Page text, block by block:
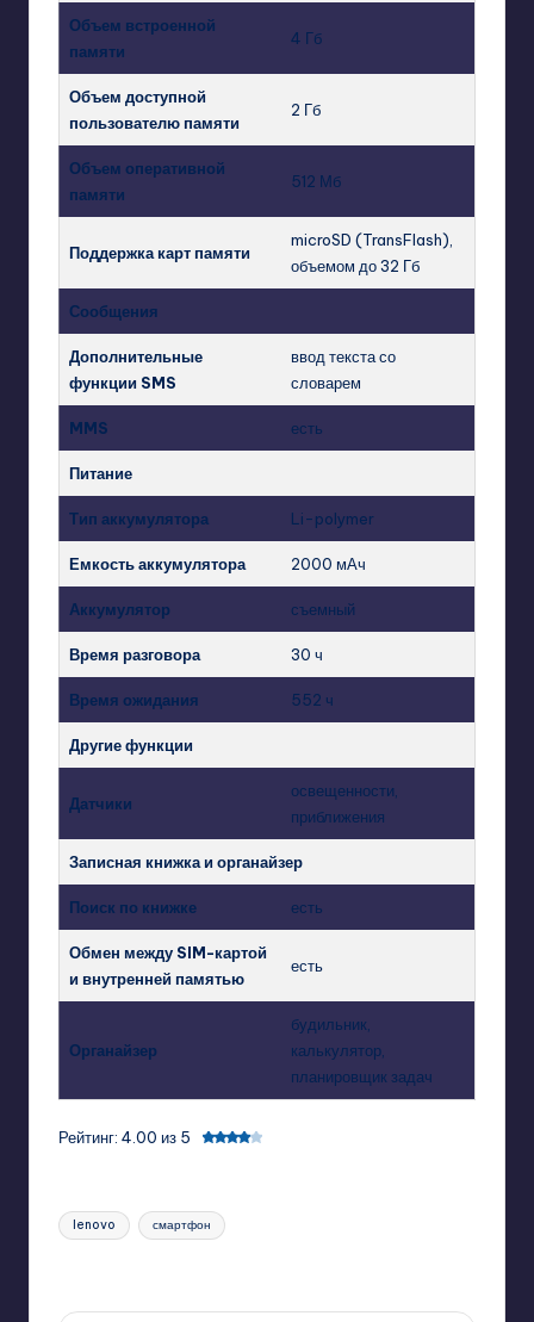
Объем встроенной
памяти
4 Гб
Объем доступной
пользователю памяти
2 Гб
Объем оперативной
памяти
512 Мб
Поддержка карт памяти
microSD (TransFlash),
объемом до 32 Гб
Сообщения
Дополнительные
функции SMS
ввод текста со
словарем
MMS есть
Питание
Тип аккумулятора Li-polymer
Емкость аккумулятора 2000 мАч
Аккумулятор съемный
Время разговора 30 ч
Время ожидания 552 ч
Другие функции
Датчики
освещенности,
приближения
Записная книжка и органайзер
Поиск по книжке есть
Обмен между SIM-картой
и внутренней памятью
есть
Органайзер
будильник,
калькулятор,
планировщик задач
Рейтинг: 4.00 из 5
Tags:
lenovo смартфон